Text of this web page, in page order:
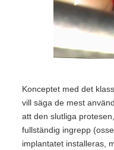
Konceptet med det
vill säga de mest
att den slutliga
fullständig ingrepp
implantatet installeras,